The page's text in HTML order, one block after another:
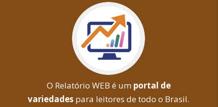
O Relatório WEB é um portal de
variedades para leitores de todo o Brasil.